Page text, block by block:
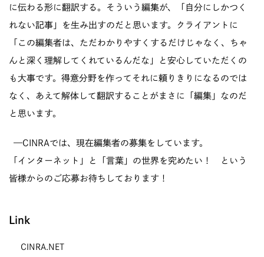
に伝わる形に翻訳する。そういう編集が、「自分にしかつく
れない記事」を生み出すのだと思います。クライアントに
「この編集者は、ただわかりやすくするだけじゃなく、ちゃ
んと深く理解してくれているんだな」と安心していただくの
も大事です。得意分野を作ってそれに頼りきりになるのでは
なく、あえて解体して翻訳することがまさに「編集」なのだ
と思います。
—CINRAでは、現在編集者の募集をしています。
「インターネット」と「言葉」の世界を究めたい！ という
皆様からのご応募お待ちしております！
Link
CINRA.NET